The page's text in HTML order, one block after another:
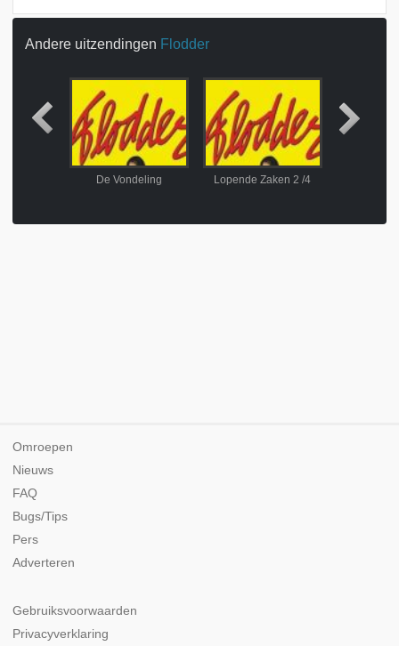
Andere uitzendingen Flodder
De Vondeling Lopende Zaken 2 /4
Omroepen
Nieuws
FAQ
Bugs/Tips
Pers
Adverteren
Gebruiksvoorwaarden
Privacyverklaring